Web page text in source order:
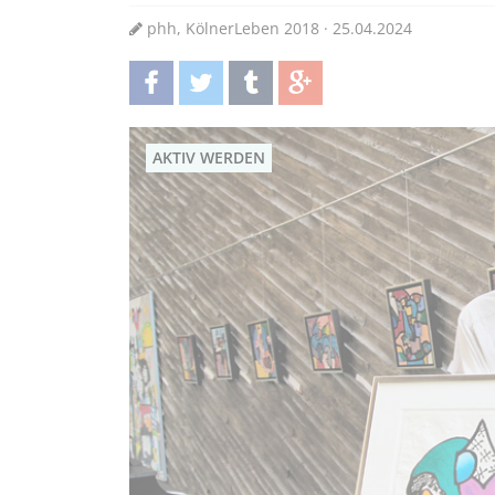
phh, KölnerLeben 2018 · 25.04.2024
teilentwittern teilen teilen
AKTIV WERDEN